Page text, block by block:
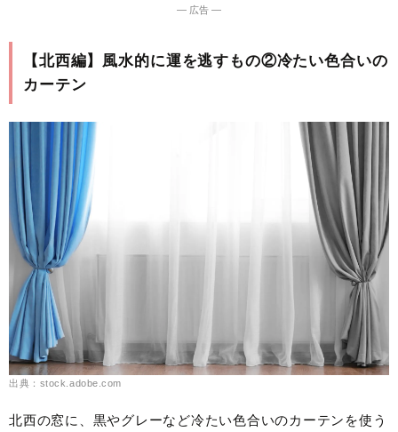
― 広告 ―
【北西編】風水的に運を逃すもの②冷たい色合いの
カーテン
出典：stock.adobe.com
北西の窓に、黒やグレーなど冷たい色合いのカーテンを使う